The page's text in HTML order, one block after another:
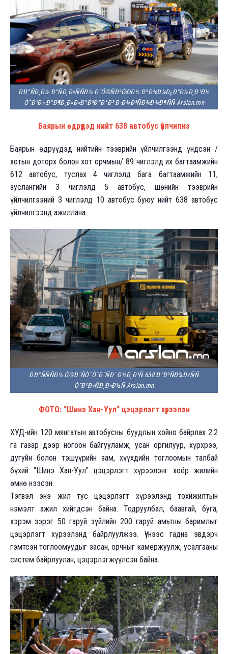
ÐÐ°ÑÐ¸Ð½ Ð°ÑÐ¸Ð»ÑÑÐ½ Ð´Ó©ÑÐ²Ó©Ð½ ÐºÐ¾Ð¼Ð¿Ð°Ð½Ð¸Ð¹Ð½
Ò¯Ð¹Ð» Ð°Ð¶Ð¸Ð»Ð»Ð°Ð³Ð°Ð°Ð³ Ð·Ð¾Ð³ÑÐ¾Ð¾Ð¶ÑÑ Arslan.mn
Баярын өдрүүдэд нийт 638 автобус үйлчилнэ
Баярын өдрүүдэд нийтийн тээврийн үйлчилгээнд үндсэн /
хотын доторх болон хот орчмын/ 89 чиглэлд их багтаамжийн
612 автобус, туслах 4 чиглэлд бага багтаамжийн 11,
зуслангийн 3 чиглэлд 5 автобус, шөнийн тээврийн
үйлчилгээний 3 чиглэлд 10 автобус буюу нийт 638 автобус
үйлчилгээнд ажиллана.
ÐÐ°ÑÑÑÐ½ Ó©Ð´ÑÒ¯Ò¯Ð´ÑÐ´ Ð½Ð¸Ð¹Ñ 638 Ð°Ð²ÑÐ¾Ð±ÑÑ
Ò¯Ð¹Ð»ÑÐ¸Ð»Ð½Ñ Arslan.mn
ФОТО: “Шинэ Хан-Уул“ цэцэрлэгт хүрээлэн
ХУД-ийн 120 мянгатын автобусны буудлын хойно байрлах 2.2
га газар дээр ногоон байгууламж, усан оргилуур, хүрхрээ,
дугуйн болон тэшүүрийн зам, хүүхдийн тоглоомын талбай
бүхий “Шинэ Хан-Уул” цэцэрлэгт хүрээлэнг хоёр жилийн
өмнө нээсэн.
Тэгвэл энэ жил тус цэцэрлэгт хүрээлэнд тохижилтын
нэмэлт ажил хийгдсэн байна. Тодруулбал, баавгай, буга,
хэрэм зэрэг 50 гаруй зүйлийн 200 гаруй амьтны баримлыг
цэцэрлэгт хүрээлэнд байрлуулжээ. Үүнээс гадна эвдэрч
гэмтсэн тоглоомуудыг засан, орчныг камержуулж, усалгааны
систем байрлуулан, цэцэрлэгжүүлсэн байна.